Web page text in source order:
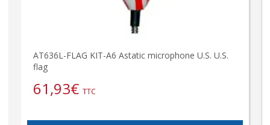
AT636L-FLAG KIT-A6 Astatic microphone U.S. U.S.
flag
61,93€ TTC